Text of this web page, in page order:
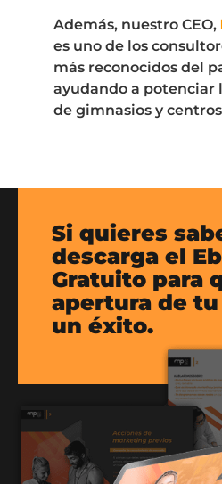
Además, nuestro CEO,
es uno de los
más reconocidos del
ayudando a potenciar
de gimnasios y
Si quieres
descarga el
Gratuito para
apertura de
un éxito.